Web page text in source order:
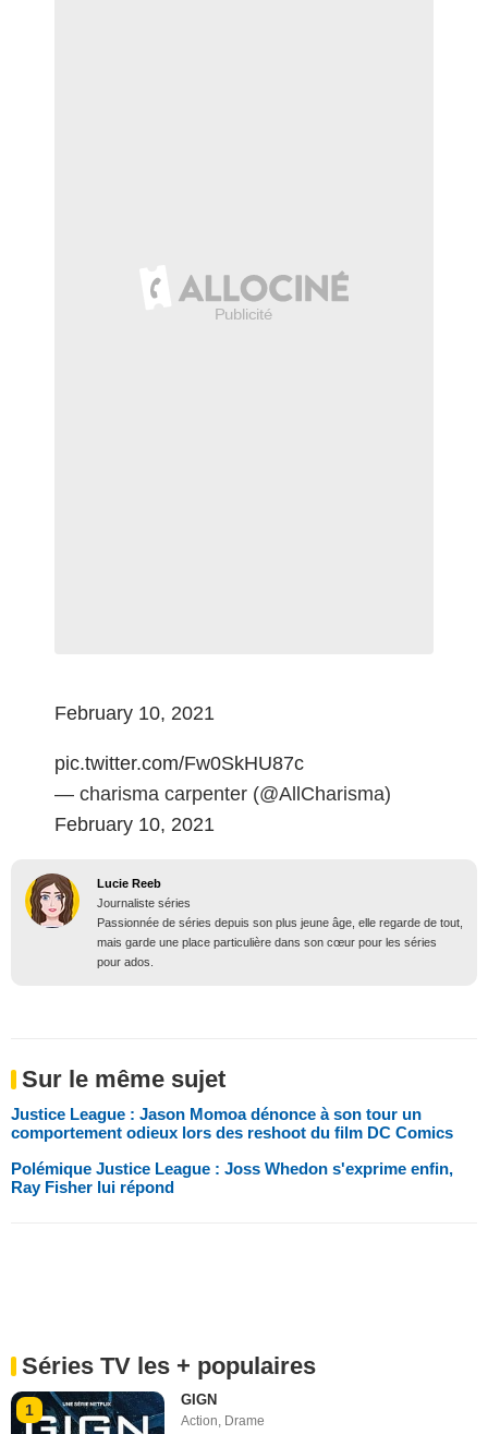
February 10, 2021
pic.twitter.com/Fw0SkHU87c
— charisma carpenter (@AllCharisma)
February 10, 2021
Lucie Reeb
Journaliste séries
Passionnée de séries depuis son plus jeune âge, elle regarde de tout,
mais garde une place particulière dans son cœur pour les séries
pour ados.
Sur le même sujet
Justice League : Jason Momoa dénonce à son tour un
comportement odieux lors des reshoot du film DC Comics
Polémique Justice League : Joss Whedon s'exprime enfin,
Ray Fisher lui répond
Séries TV les + populaires
1
GIGN
Action Drame